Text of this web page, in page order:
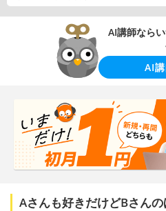
AI講師なら
AI
Aさんも好きだけどBさん